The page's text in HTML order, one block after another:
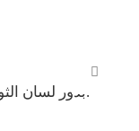
+/- 200 Graines de Bourrache – بذور لسان الثور.